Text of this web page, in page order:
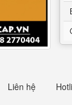
Liên hệ